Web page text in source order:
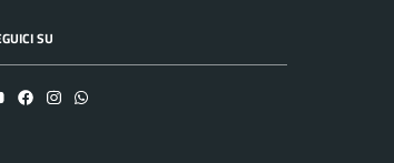
SU
YouTubeFacebookInstagramWhatsapp